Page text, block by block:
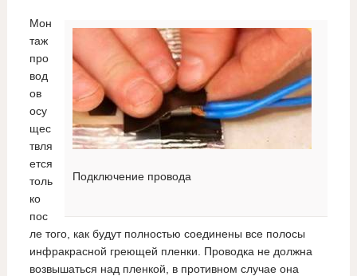
Подключение провода
Мон
таж
про
вод
ов
осу
щес
твля
ется
толь
ко
пос
ле того, как будут полностью соединены все полосы
инфракрасной греющей пленки. Проводка не должна
возвышаться над пленкой, в противном случае она